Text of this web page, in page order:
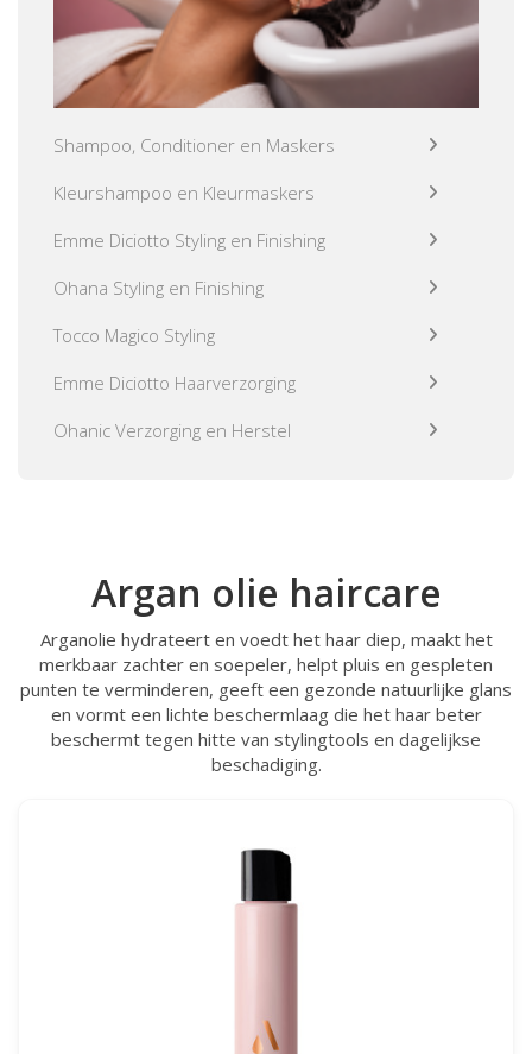
Shampoo, Conditioner en Maskers
Kleurshampoo en Kleurmaskers
Emme Diciotto Styling en Finishing
Ohana Styling en Finishing
Tocco Magico Styling
Emme Diciotto Haarverzorging
Ohanic Verzorging en Herstel
Argan olie haircare
Arganolie hydrateert en voedt het haar diep, maakt het
merkbaar zachter en soepeler, helpt pluis en gespleten
punten te verminderen, geeft een gezonde natuurlijke glans
en vormt een lichte beschermlaag die het haar beter
beschermt tegen hitte van stylingtools en dagelijkse
beschadiging.